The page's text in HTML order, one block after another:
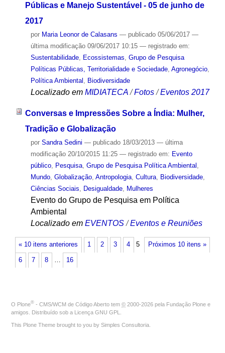
Públicas e Manejo Sustentável - 05 de junho de
2017
por Maria Leonor de Calasans — publicado05/06/2017 —
última modificação09/06/2017 10:15 — registrado em:
Sustentabilidade, Ecossistemas Grupo de Pesquisa
Políticas Públicas, Territorialidade e Sociedade, Agronegócio,
Política Ambiental
Biodiversidade
Localizado em MIDIATECA /Fotos /Eventos 2017
Conversas e Impressões Sobre a Índia: Mulher,
Tradição e Globalização
por Sandra Sedini — publicado18/03/2013 — última
modificação20/10/2015 11:25 — registrado em: Evento
público, Pesquisa, Grupo de Pesquisa Política Ambiental ,
Mundo, Globalização, Antropologia, Cultura, Biodiversidade,
Ciências Sociais, Desigualdade, Mulheres
Evento do Grupo de Pesquisa em Política
Ambiental
Localizado em EVENTOS /Eventos e Reuniões
« 10 itens anteriores Próximos 10 itens »
1 2 3 4 5
6 7 8 … 16
O Plone® - CMS/WCM de Código Aberto tem © 2000-2026 pela Fundação Plone e
amigos. Distribuído sob a Licença GNU GPL
This Plone Theme brought to you by Simples Consultoria